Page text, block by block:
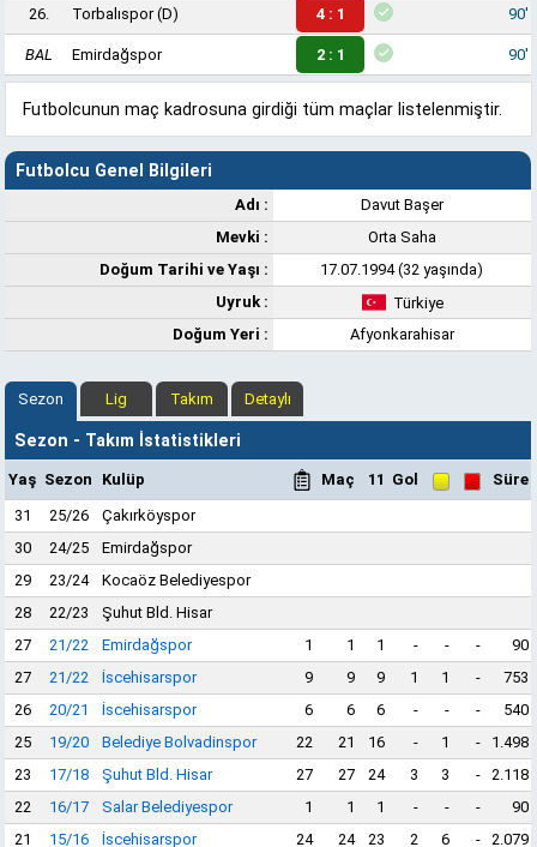
26. Torbalıspor(D) 4 : 1 90'
BAL Emirdağspor 2 : 1 90'
Futbolcunun maç kadrosuna girdiği tüm maçlar listelenmiştir.
Futbolcu Genel Bilgileri
Adı :
Davut Başer
Mevki :
Orta Saha
Doğum Tarihi ve Yaşı :
17.07.1994 (32 yaşında)
Uyruk :
Türkiye
Doğum Yeri :
Afyonkarahisar
Sezon Lig Takım Detaylı
Sezon - Takım İstatistikleri
Yaş Sezon Kulüp Maç 11 Gol
Süre
31
25/26
Çakırköyspor
30
24/25
Emirdağspor
29
23/24
Kocaöz Belediyespor
28
22/23
Şuhut Bld. Hisar
27
21/22 Emirdağspor 1 1 1 - - -
90
27
21/22 İscehisarspor 9 9 9 1 1 -
753
26
20/21 İscehisarspor 6 6 6 - - -
540
25
19/20 Belediye Bolvadinspor 22 21 16 - 1 -
1.498
23
17/18 Şuhut Bld. Hisar 27 27 24 3 3 -
2.118
22
16/17 Salar Belediyespor 1 1 1 - - -
90
21
15/16 İscehisarspor 24 24 23 2 6 - 2.079